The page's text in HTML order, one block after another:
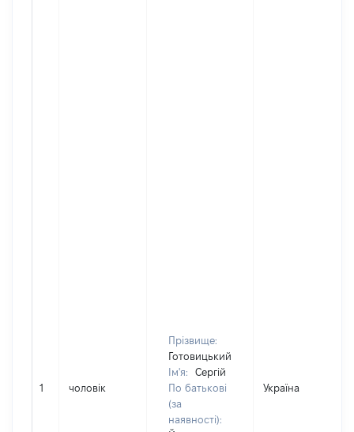
1 чоловік
Прізвище:
Готовицький
Ім'я:
Сергій
По батькові
(за
наявності):
Україна